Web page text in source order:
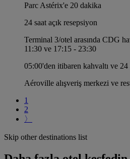
Parc Astérix'e 20 dakika
24 saat açık resepsiyon
Terminal 3/otel arasında CDG
11:30 ve 17:15 - 23:30
05:00'den itibaren kahvaltı ve 24
Aéroville alışveriş merkezi ve
1
2
〉
Skip other destinations list